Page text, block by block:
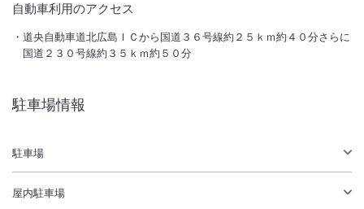
INチェックイン
15:00/ OUT チェックアウト
10:00
大浴場あり
自動車利用のアクセス
道央自動車道北広島ＩＣから国道３６号線約２５ｋｍ約４０分さらに
国道２３０号線約３５ｋｍ約５０分
駐車場情報
駐車場
屋内駐車場